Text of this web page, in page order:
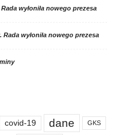
wyłoniła nowego prezesa
wyłoniła nowego prezesa
covid-19 dane GKS